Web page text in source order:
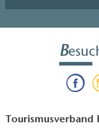
B
Tourismusverband